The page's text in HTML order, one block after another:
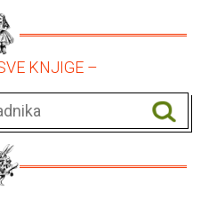
KNJIGE –